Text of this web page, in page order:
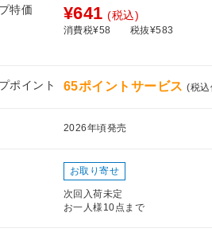
特価 ¥641 (税込)
消費税¥58 税抜¥583
ポイント 65ポイントサービス(税
2026年頃発売
お取り寄せ
次回入荷未定
お一人様10点まで